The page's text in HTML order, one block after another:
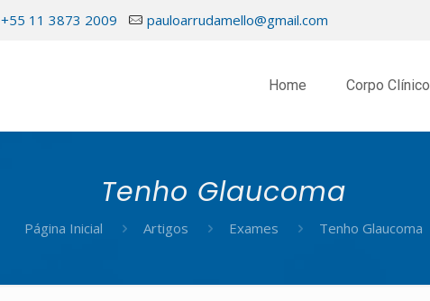
+55 11 3873 2009 pauloarrudamello@gmail.com
Home Corpo Clínico
Tenho Glaucoma
Página Inicial Artigos Exames Tenho Glaucoma